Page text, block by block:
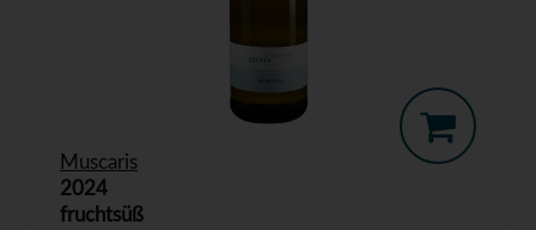
Muscaris
2024
fruchtsüß